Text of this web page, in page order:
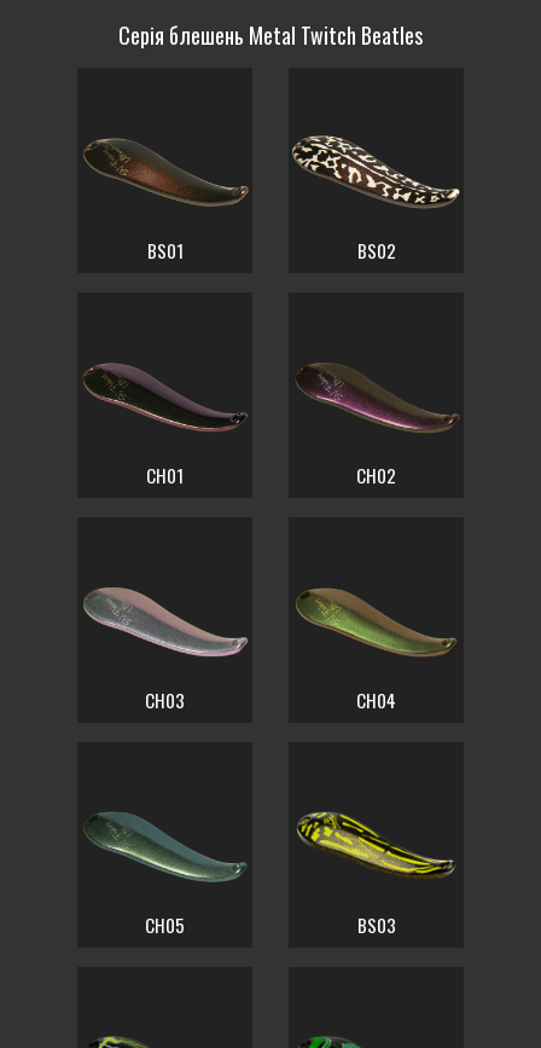
Серія блешень Metal Twitch Beatles
BS01 BS02
CH01 CH02
CH03 CH04
CH05 BS03